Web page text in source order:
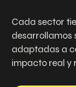
Cada sector
desarrollamos
adaptadas a
impacto real y